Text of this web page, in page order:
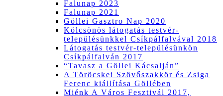
Falunap 2023
Falunap 2021
Göllei Gasztro Nap 2020
Kölcsönös látogatás testvér-
településünkkel Csíkpálfalvával 2018
Látogatás testvér-településünkön
Csíkpálfalván 2017
“Tavasz a Göllei Kácsalján”
A Töröcskei Szövőszakkör és Zsiga
Ferenc kiállítása Göllében
Miénk A Város Fesztivál 2017,